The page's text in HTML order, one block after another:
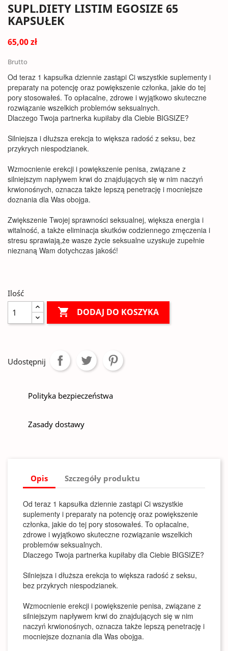
SUPL.DIETY LISTIM EGOSIZE 65
KAPSUŁEK
65,00 zł
Brutto
Od teraz 1 kapsułka dziennie zastąpi Ci wszystkie suplementy i
preparaty na potencję oraz powiększenie członka, jakie do tej
pory stosowałeś. To opłacalne, zdrowe i wyjątkowo skuteczne
rozwiązanie wszelkich problemów seksualnych.
Dlaczego Twoja partnerka kupiłaby dla Ciebie BIGSIZE?
Silniejsza i dłuższa erekcja to większa radość z seksu, bez
przykrych niespodzianek.
Wzmocnienie erekcji i powiększenie penisa, związane z
silniejszym napływem krwi do znajdujących się w nim naczyń
krwionośnych, oznacza także lepszą penetrację i mocniejsze
doznania dla Was obojga.
Zwiększenie Twojej sprawności seksualnej, większa energia i
witalność, a także eliminacja skutków codziennego zmęczenia i
stresu sprawiają,że wasze życie seksualne uzyskuje zupełnie
nieznaną Wam dotychczas jakość!
Ilość
 DODAJ DO KOSZYKA
Udostępnij
Polityka bezpieczeństwa
Zasady dostawy
Opis Szczegóły produktu
Od teraz 1 kapsułka dziennie zastąpi Ci wszystkie
suplementy i preparaty na potencję oraz powiększenie
członka, jakie do tej pory stosowałeś. To opłacalne,
zdrowe i wyjątkowo skuteczne rozwiązanie wszelkich
problemów seksualnych.
Dlaczego Twoja partnerka kupiłaby dla Ciebie BIGSIZE?
Silniejsza i dłuższa erekcja to większa radość z seksu,
bez przykrych niespodzianek.
Wzmocnienie erekcji i powiększenie penisa, związane z
silniejszym napływem krwi do znajdujących się w nim
naczyń krwionośnych, oznacza także lepszą penetrację i
mocniejsze doznania dla Was obojga.